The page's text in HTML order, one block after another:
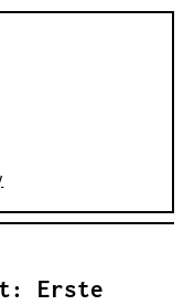
Erste